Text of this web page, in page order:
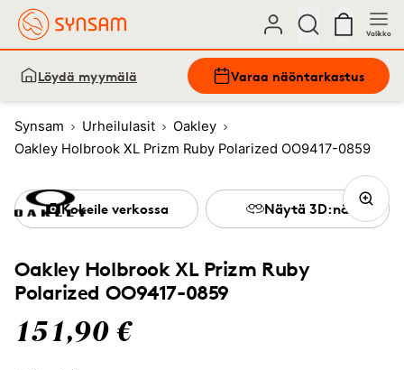
Valikko
Löydä myymälä Varaa näöntarkastus
Synsam Urheilulasit
Oakley
Oakley Holbrook XL Prizm Ruby Polarized OO9417-0859
Oakley Holbrook XL Prizm Ruby
Polarized OO9417-0859
151,90 €
Kokeile verkossa Näytä 3D:nä